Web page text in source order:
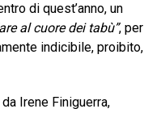
di quest’anno, un
al cuore dei tabù”, per
indicibile, proibito,
Irene Finiguerra,